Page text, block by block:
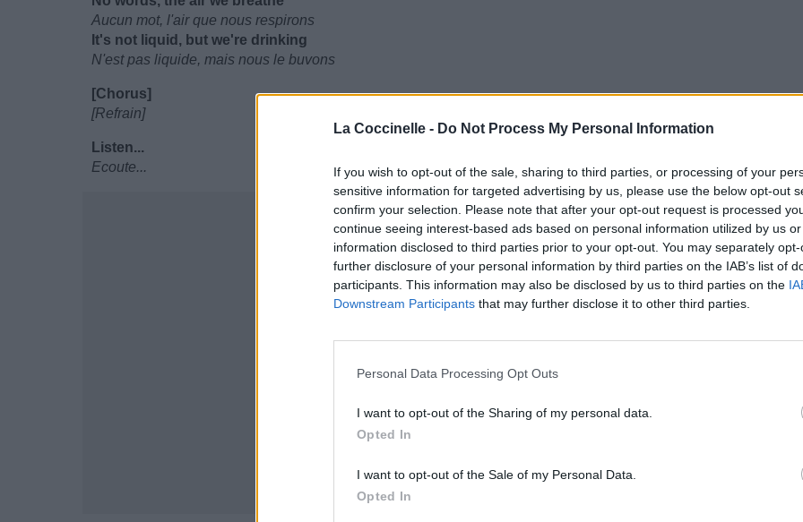
La Coccinelle - Do Not Process My Personal Information
If you wish to opt-out of the sale, sharing to third parties, or processing of your
sensitive information for targeted advertising by us, please use the below opt-out
confirm your selection. Please note that after your opt-out request is processed
continue seeing interest-based ads based on personal information utilized by us
information disclosed to third parties prior to your opt-out. You may separately
further disclosure of your personal information by third parties on the IAB’s list of
participants. This information may also be disclosed by us to third parties on the
Downstream Participants that may further disclose it to other third parties.
Personal Data Processing Opt Outs
I want to opt-out of the Sharing of my personal data.
Opted In
I want to opt-out of the Sale of my Personal Data.
Opted In
Aucun mot, l'air que nous respirons
It's not liquid, but we're drinking
N'est pas liquide, mais nous le buvons
[Chorus]
[Refrain]
Listen...
Ecoute...